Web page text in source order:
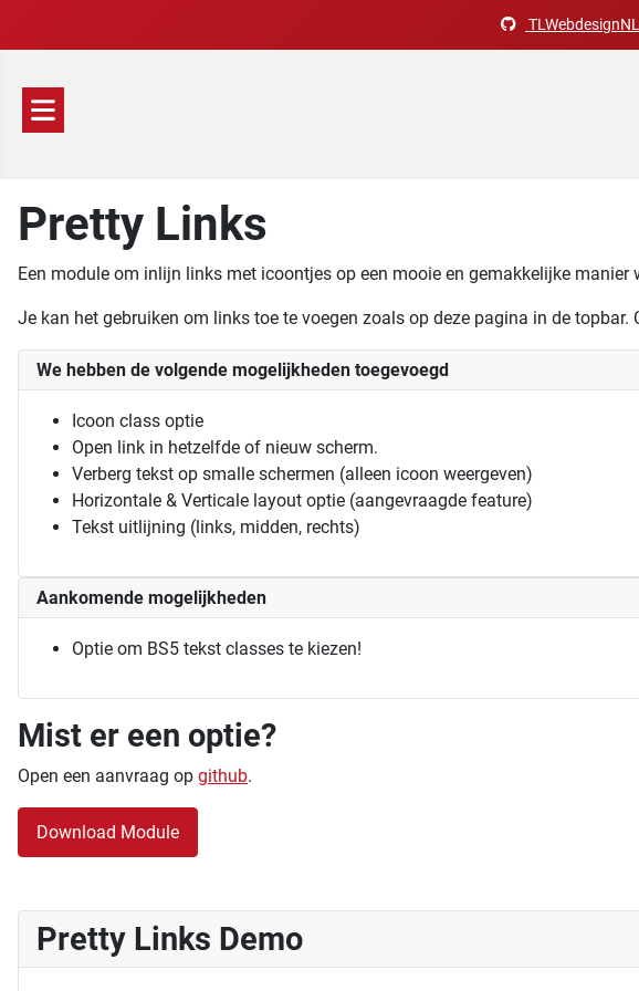
Pretty Links
Een module om inlijn links met icoontjes op een mooie en gemakkelijke
Je kan het gebruiken om links toe te voegen zoals op deze pagina in de
We hebben de volgende mogelijkheden toegevoegd
Icoon class optie
Open link in hetzelfde of nieuw scherm.
Verberg tekst op smalle schermen (alleen icoon weergeven)
Horizontale & Verticale layout optie (aangevraagde feature)
Tekst uitlijning (links, midden, rechts)
Aankomende mogelijkheden
Optie om BS5 tekst classes te kiezen!
Mist er een optie?
Open een aanvraag op github.
Download Module
Pretty Links Demo